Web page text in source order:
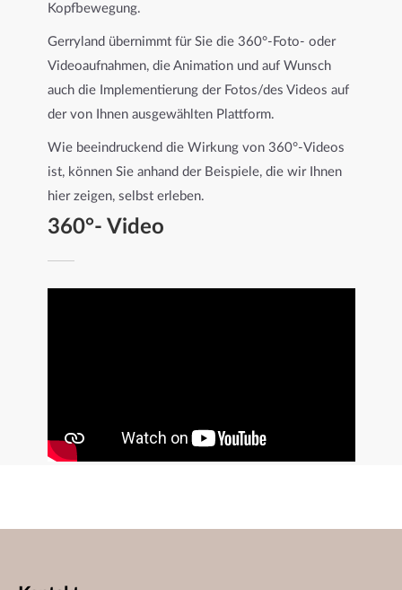
Kopfbewegung.
Gerryland übernimmt für Sie die 360°-Foto- oder
Videoaufnahmen, die Animation und auf Wunsch
auch die Implementierung der Fotos/des Videos auf
der von Ihnen ausgewählten Plattform.
Wie beeindruckend die Wirkung von 360°-Videos
ist, können Sie anhand der Beispiele, die wir Ihnen
hier zeigen, selbst erleben.
360°- Video